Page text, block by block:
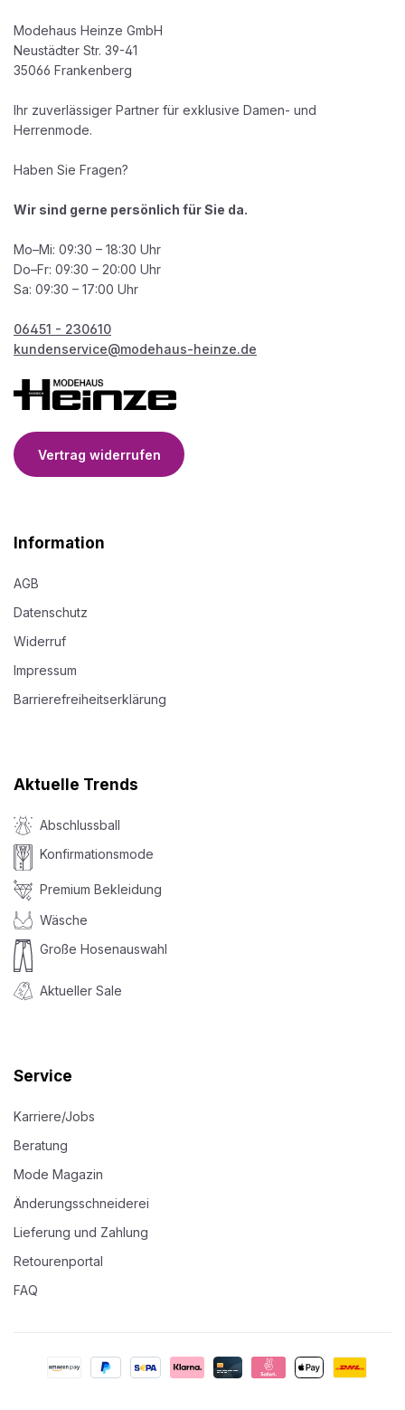
Modehaus Heinze GmbH
Neustädter Str. 39-41
35066 Frankenberg
Ihr zuverlässiger Partner für exklusive Damen- und
Herrenmode.
Haben Sie Fragen?
Wir sind gerne persönlich für Sie da.
Mo–Mi: 09:30 – 18:30 Uhr
Do–Fr: 09:30 – 20:00 Uhr
Sa: 09:30 – 17:00 Uhr
06451 - 230610
kundenservice@modehaus-heinze.de
Vertrag widerrufen
Information
AGB
Datenschutz
Widerruf
Impressum
Barrierefreiheitserklärung
Aktuelle Trends
Abschlussball
Konfirmationsmode
Premium Bekleidung
Wäsche
Große Hosenauswahl
Aktueller Sale
Service
Karriere/Jobs
Beratung
Mode Magazin
Änderungsschneiderei
Lieferung und Zahlung
Retourenportal
FAQ